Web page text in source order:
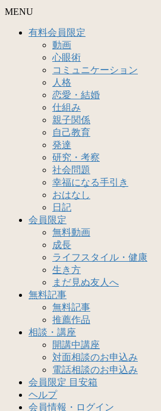
MENU
有料会員限定
動画
心眼術
コミュニケーション
人格
恋愛・結婚
仕組み
親子関係
自己教育
発達
研究・考察
社会問題
幸福になる手引き
おはなし
日記
会員限定
無料動画
成長
ライフスタイル・健康
生き方
まだ見ぬ友人へ
無料記事
無料記事
推薦作品
相談・講座
開講中講座
対面相談のお申込み
電話相談のお申込み
会員限定 目安箱
ヘルプ
会員情報・ログイン